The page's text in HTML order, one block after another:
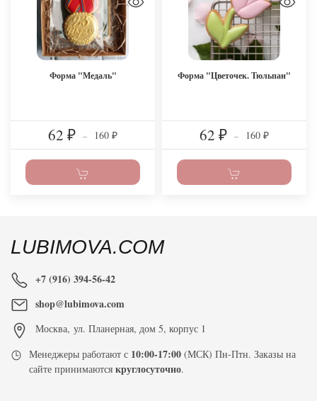
Форма "Медаль"
62 ₽ – 160 ₽
Форма "Цветочек. Тюльпан"
62 ₽ – 160 ₽
LUBIMOVA.COM
+7 (916) 394-56-42
shop@lubimova.com
Москва, ул. Планерная, дом 5, корпус 1
Менеджеры работают с 10:00-17:00 (МСК) Пн-Птн. Заказы на
сайте принимаютсякруглосуточно.